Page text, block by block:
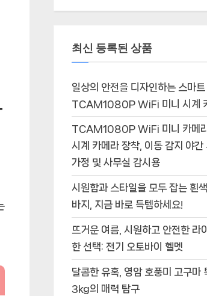
최신 등록된 상품
일상의 안전을 디자인하는 스마트
TCAM1080P WiFi 미니 시계
TCAM1080P WiFi 미니 카메
시계 카메라 장착, 이동 감지 야간
가정 및 사무실 감시용
시원함과 스타일을 모두 잡는 흰
바지, 지금 바로 득템하세요!
뜨거운 여름, 시원하고 안전한 라
한 선택: 전기 오토바이 헬멧
달콤한 유혹, 영암 호풍미 고구마
3kg의 매력 탐구